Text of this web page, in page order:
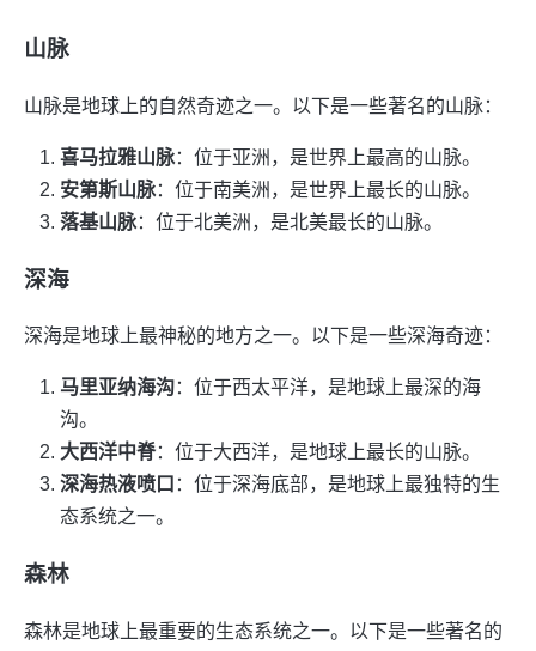
山脉
山脉是地球上的自然奇迹之一。以下是一些著名的山脉：
喜马拉雅山脉：位于亚洲，是世界上最高的山脉。
安第斯山脉：位于南美洲，是世界上最长的山脉。
落基山脉：位于北美洲，是北美最长的山脉。
深海
深海是地球上最神秘的地方之一。以下是一些深海奇迹：
马里亚纳海沟：位于西太平洋，是地球上最深的海
沟。
大西洋中脊：位于大西洋，是地球上最长的山脉。
深海热液喷口 ：位于深海底部，是地球上最独特的生
态系统之一。
森林
森林是地球上最重要的生态系统之一。以下是一些著名的